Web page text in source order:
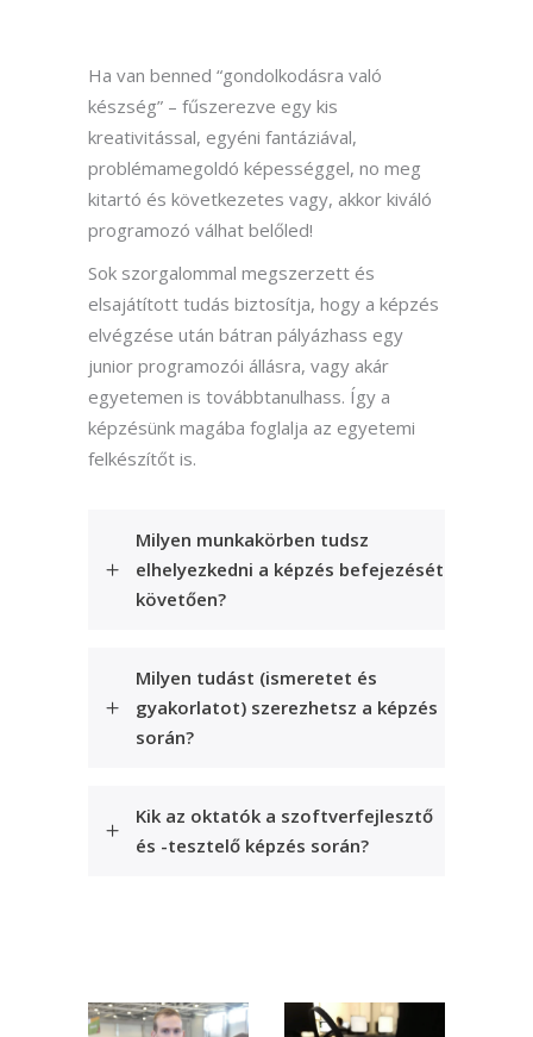
Ha van benned “gondolkodásra való
készség” – fűszerezve egy kis
kreativitással, egyéni fantáziával,
problémamegoldó képességgel, no meg
kitartó és következetes vagy, akkor kiváló
programozó válhat belőled!
Sok szorgalommal megszerzett és
elsajátított tudás biztosítja, hogy a képzés
elvégzése után bátran pályázhass egy
junior programozói állásra, vagy akár
egyetemen is továbbtanulhass. Így a
képzésünk magába foglalja az egyetemi
felkészítőt is.
Milyen munkakörben tudsz
elhelyezkedni a képzés befejezését
követően?
Milyen tudást (ismeretet és
gyakorlatot) szerezhetsz a képzés
során?
Kik az oktatók a szoftverfejlesztő
és -tesztelő képzés során?